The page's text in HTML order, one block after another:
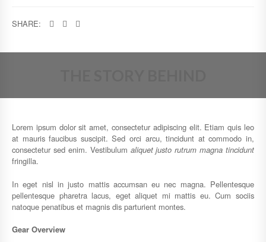
SHARE:
Lorem ipsum dolor sit amet, consectetur adipiscing elit. Etiam quis leo
at mauris faucibus suscipit. Sed orci arcu, tincidunt at commodo in,
consectetur sed enim. Vestibulum aliquet justo rutrum magna tincidunt
fringilla.
In eget nisl in justo mattis accumsan eu nec magna. Pellentesque
pellentesque pharetra lacus, eget aliquet mi mattis eu. Cum sociis
natoque penatibus et magnis dis parturient montes.
Gear Overview